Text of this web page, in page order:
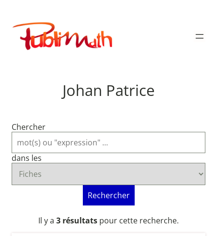
contenu
Publimath
Johan Patrice
Chercher
dans les
Rechercher
Il y a 3 résultats pour cette recherche.